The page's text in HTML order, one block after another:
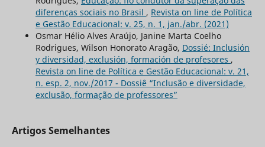
diferenças sociais no Brasil , Revista on line de Política
e Gestão Educacional: v. 25, n. 1, jan./abr. (2021)
Osmar Hélio Alves Araújo, Janine Marta Coelho
Rodrigues, Wilson Honorato Aragão, Dossié: Inclusión
y diversidad, exclusión, formación de profesores ,
Revista on line de Política e Gestão Educacional: v. 21,
n. esp. 2, nov./2017 - Dossiê “Inclusão e diversidade,
exclusão, formação de professores”
Artigos Semelhantes